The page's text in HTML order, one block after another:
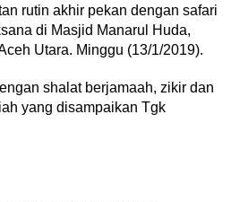
rutin akhir pekan dengan safari
di Masjid Manarul Huda,
Utara. Minggu (13/1/2019).
shalat berjamaah, zikir dan
yang disampaikan Tgk